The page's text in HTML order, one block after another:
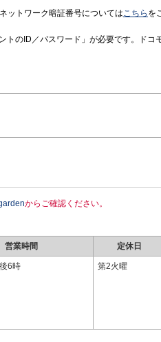
ットワーク暗証番号についてはこちら を
トのID／パスワード」が必要です。ドコ
からご確認ください。
営業時間 定休日
6時 第2火曜